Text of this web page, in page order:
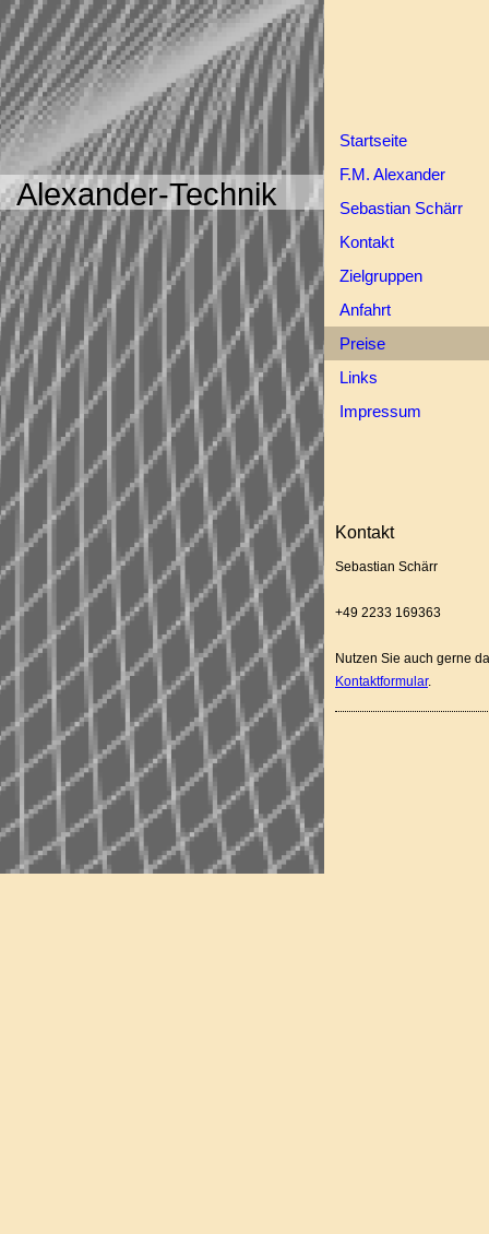
Alexander-Technik
Startseite
F.M. Alexander
Sebastian Schärr
Kontakt
Zielgruppen
Anfahrt
Preise
Links
Impressum
Kontakt
Sebastian Schärr
+49 2233 169363
Nutzen Sie auch gerne
Kontaktformular.